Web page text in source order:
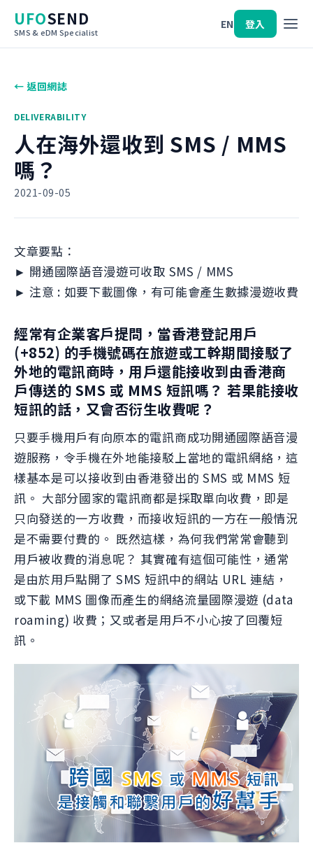
UFOSEND
SMS & eDM Specialist
EN 登入
← 返回網誌
DELIVERABILITY
人在海外還收到 SMS / MMS
嗎？
2021-09-05
文章要點：
► 開通國際語音漫遊可收取 SMS / MMS
► 注意 : 如要下載圖像，有可能會產生數據漫遊收費
經常有企業客戶提問，當香港登記用戶
(+852) 的手機號碼在旅遊或工幹期間接駁了
外地的電訊商時，用戶還能接收到由香港商
戶傳送的 SMS 或 MMS 短訊嗎？ 若果能接收
短訊的話，又會否衍生收費呢？
只要手機用戶有向原本的電訊商成功開通國際語音漫
遊服務，令手機在外地能接駁上當地的電訊網絡，這
樣基本是可以接收到由香港發出的 SMS 或 MMS 短
訊。 大部分國家的電訊商都是採取單向收費，即是
只向發送的一方收費，而接收短訊的一方在一般情況
是不需要付費的。 既然這樣，為何我們常常會聽到
用戶被收費的消息呢？ 其實確有這個可能性，通常
是由於用戶點開了 SMS 短訊中的網站 URL 連結，
或下載 MMS 圖像而產生的網絡流量國際漫遊 (data
roaming) 收費；又或者是用戶不小心按了回覆短
訊。